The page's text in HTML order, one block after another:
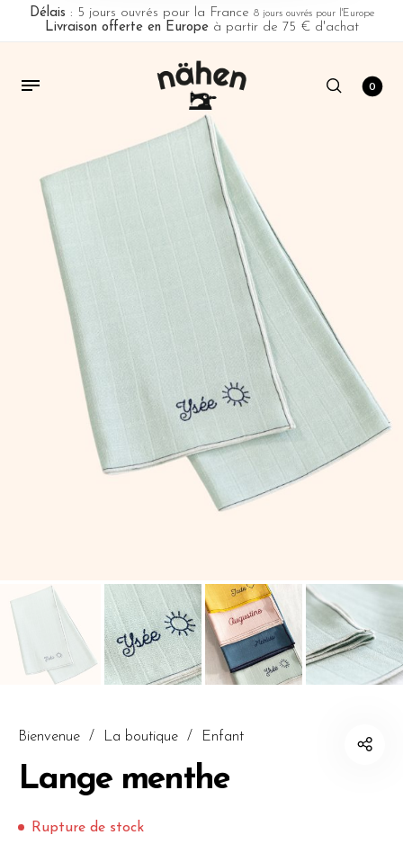
Délais : 5 jours ouvrés pour la France 8 jours ouvrés pour l'Europe
Livraison offerte en Europeà partir de 75 € d'achat
0
Bienvenue / La boutique / Enfant
Lange menthe
Rupture de stock